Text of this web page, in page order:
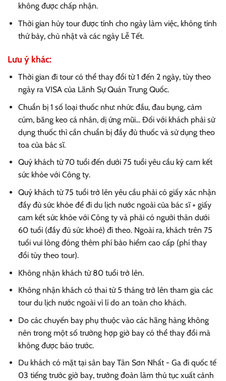
không được chấp nhận.
Thời gian hủy tour được tính cho ngày làm việc, không tính
thứ bảy, chủ nhật và các ngày Lễ Tết.
Lưu ý khác:
Thời gian đi tour có thể thay đổi từ 1 đến 2 ngày, tùy theo
ngày ra VISA của Lãnh Sự Quán Trung Quốc.
Chuẩn bị 1 số loại thuốc như: nhức đầu, đau bụng, cảm
cúm, băng keo cá nhân, dị ứng mũi... Đối với khách phải sử
dụng thuốc thì cần chuẩn bị đầy đủ thuốc và sử dụng theo
toa của bác sĩ.
Quý khách từ 70 tuổi đến dưới 75 tuổi yêu cầu ký cam kết
sức khỏe với Công ty.
Quý khách từ 75 tuổi trở lên yêu cầu phải có giấy xác nhận
đầy đủ sức khỏe để đi du lịch nước ngoài của bác sĩ + giấy
cam kết sức khỏe với Công ty và phải có người thân dưới
60 tuổi (đầy đủ sức khoẻ) đi theo. Ngoài ra, khách trên 75
tuổi vui lòng đóng thêm phí bảo hiểm cao cấp (phí thay
đổi tùy theo tour).
Không nhận khách từ 80 tuổi trở lên.
Không nhận khách có thai từ 5 tháng trở lên tham gia các
tour du lịch nước ngoài vì lí do an toàn cho khách.
Do các chuyến bay phụ thuộc vào các hãng hàng không
nên trong một số trường hợp giờ bay có thể thay đổi mà
không được báo trước.
Du khách có mặt tại sân bay Tân Sơn Nhất - Ga đi quốc tế
03 tiếng trước giờ bay, trưởng đoàn làm thủ tục xuất cảnh